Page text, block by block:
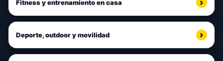
Fitness y entrenamiento en casa
Deporte, outdoor y movilidad